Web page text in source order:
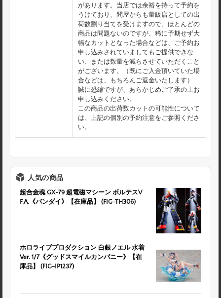
があります。当店では余裕を持って予約を
うけており、問屋からも量販店としての出
荷数割り当てを受けますので、ほとんどの
商品は問題ないのですが、稀に予期せず大
幅なカットとなった場合などは、ご予約お
申し込みされていましてもご提供できな
い、または数量を減らさせていただくこと
がございます。（既にご入金頂いていた場
合などは、もちろんご返金いたします）
誠に恐縮ですが、あらかじめご了承の上お
申し込みください。
この商品の出荷数カットの可能性について
は、上記の個別の予約注意をご参照くださ
い。
人気の商品
超合金魂 GX-79 超電磁マシーン ボルテスV
F.A.《バンダイ》【在庫品】 (FIG-TH306)
ホロライブプロダクション 白銀ノエル 水着
Ver. 1/7《グッドスマイルカンパニー》【在
庫品】 (FIG-IP1237)